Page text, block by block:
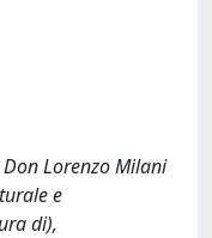
Lorenzo Milani
e
di),